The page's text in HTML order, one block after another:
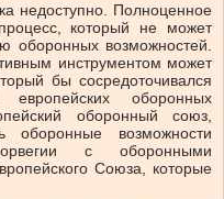
недоступно. Полноценное
который не может
оборонных возможностей.
инструментом может
бы сосредоточивался
оборонных
оборонный союз,
оборонные возможности
с оборонными
Союза, которые